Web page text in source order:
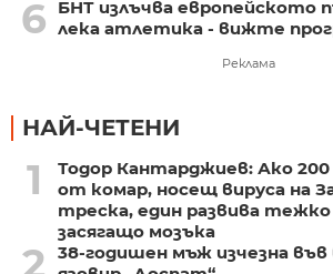
6
БНТ излъчва европейското
лека атлетика - вижте
Реклама
НАЙ-ЧЕТЕНИ
1
Тодор Кантарджиев: Ако 200
от комар, носещ вируса на
треска, един развива
засягащо мозъка
38-годишен мъж изчезна